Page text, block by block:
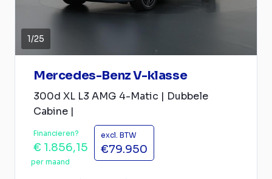
1/25
Mercedes-Benz V-klasse
300d XL L3 AMG 4-Matic | Dubbele
Cabine |
Financieren?
€ 1.856,15
per maand
excl. BTW
€79.950